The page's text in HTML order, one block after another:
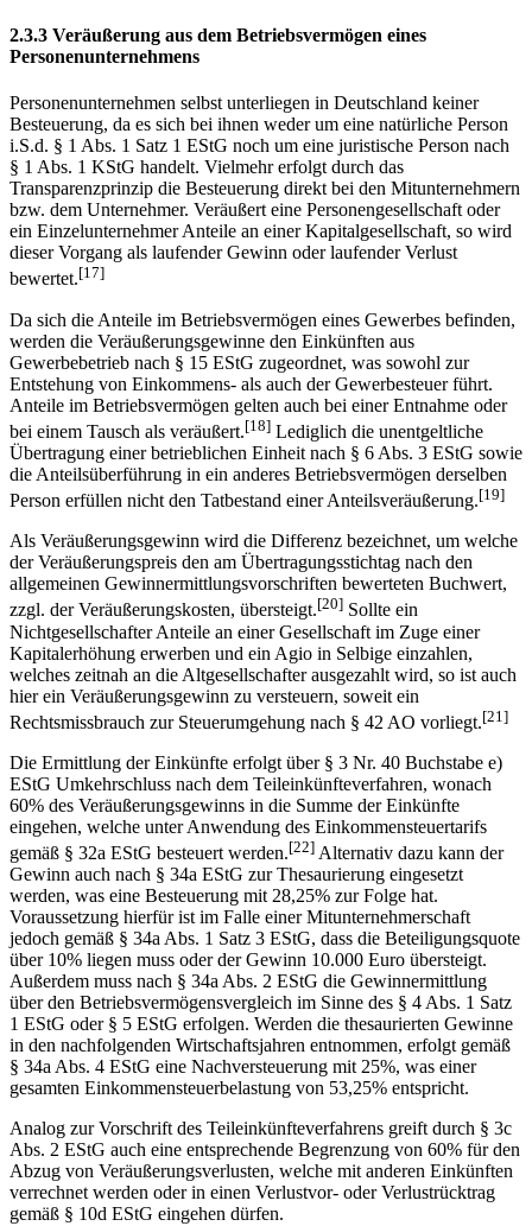
2.3.3 Veräußerung aus dem Betriebsvermögen eines
Personenunternehmens
Personenunternehmen selbst unterliegen in Deutschland keiner
Besteuerung, da es sich bei ihnen weder um eine natürliche Person
i.S.d. § 1 Abs. 1 Satz 1 EStG noch um eine juristische Person nach
§ 1 Abs. 1 KStG handelt. Vielmehr erfolgt durch das
Transparenzprinzip die Besteuerung direkt bei den Mitunternehmern
bzw. dem Unternehmer. Veräußert eine Personengesellschaft oder
ein Einzelunternehmer Anteile an einer Kapitalgesellschaft, so wird
dieser Vorgang als laufender Gewinn oder laufender Verlust
bewertet.[17]
Da sich die Anteile im Betriebsvermögen eines Gewerbes befinden,
werden die Veräußerungsgewinne den Einkünften aus
Gewerbebetrieb nach § 15 EStG zugeordnet, was sowohl zur
Entstehung von Einkommens- als auch der Gewerbesteuer führt.
Anteile im Betriebsvermögen gelten auch bei einer Entnahme oder
bei einem Tausch als veräußert.[18] Lediglich die unentgeltliche
Übertragung einer betrieblichen Einheit nach § 6 Abs. 3 EStG sowie
die Anteilsüberführung in ein anderes Betriebsvermögen derselben
Person erfüllen nicht den Tatbestand einer Anteilsveräußerung.[19]
Als Veräußerungsgewinn wird die Differenz bezeichnet, um welche
der Veräußerungspreis den am Übertragungsstichtag nach den
allgemeinen Gewinnermittlungsvorschriften bewerteten Buchwert,
zzgl. der Veräußerungskosten, übersteigt.[20] Sollte ein
Nichtgesellschafter Anteile an einer Gesellschaft im Zuge einer
Kapitalerhöhung erwerben und ein Agio in Selbige einzahlen,
welches zeitnah an die Altgesellschafter ausgezahlt wird, so ist auch
hier ein Veräußerungsgewinn zu versteuern, soweit ein
Rechtsmissbrauch zur Steuerumgehung nach § 42 AO vorliegt.[21]
Die Ermittlung der Einkünfte erfolgt über § 3 Nr. 40 Buchstabe e)
EStG Umkehrschluss nach dem Teileinkünfteverfahren, wonach
60% des Veräußerungsgewinns in die Summe der Einkünfte
eingehen, welche unter Anwendung des Einkommensteuertarifs
gemäß § 32a EStG besteuert werden.[22] Alternativ dazu kann der
Gewinn auch nach § 34a EStG zur Thesaurierung eingesetzt
werden, was eine Besteuerung mit 28,25% zur Folge hat.
Voraussetzung hierfür ist im Falle einer Mitunternehmerschaft
jedoch gemäß § 34a Abs. 1 Satz 3 EStG, dass die Beteiligungsquote
über 10% liegen muss oder der Gewinn 10.000 Euro übersteigt.
Außerdem muss nach § 34a Abs. 2 EStG die Gewinnermittlung
über den Betriebsvermögensvergleich im Sinne des § 4 Abs. 1 Satz
1 EStG oder § 5 EStG erfolgen. Werden die thesaurierten Gewinne
in den nachfolgenden Wirtschaftsjahren entnommen, erfolgt gemäß
§ 34a Abs. 4 EStG eine Nachversteuerung mit 25%, was einer
gesamten Einkommensteuerbelastung von 53,25% entspricht.
Analog zur Vorschrift des Teileinkünfteverfahrens greift durch § 3c
Abs. 2 EStG auch eine entsprechende Begrenzung von 60% für den
Abzug von Veräußerungsverlusten, welche mit anderen Einkünften
verrechnet werden oder in einen Verlustvor- oder Verlustrücktrag
gemäß § 10d EStG eingehen dürfen.